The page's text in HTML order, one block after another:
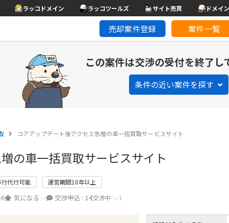
ラッコドメイン ラッコツールズ サイト売買 ドメイ
売却案件登録 案件一覧
この案件は交渉の受付を終了し
条件の近い案件を探す
コアアップデート後アクセス急増の車一括買取サービスサイト
の車一括買取サービスサイト
代行可能 運営期間10年以上
気になる : - 交渉申込 : 14
（交渉中 : - ）